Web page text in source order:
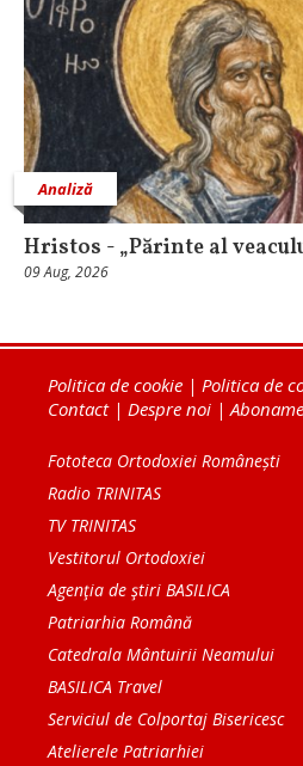
Analiză
Hristos - „Părinte al
09 Aug, 2026
Politica de cookie | Politica de
Contact| Despre noi |
Fototeca Ortodoxiei Românești
Radio TRINITAS
TV TRINITAS
Vestitorul Ortodoxiei
Agenţia de ştiri BASILICA
Patriarhia Română
Catedrala Mântuirii Neamului
BASILICA Travel
Serviciul de Colportaj Bisericesc
Atelierele Patriarhiei